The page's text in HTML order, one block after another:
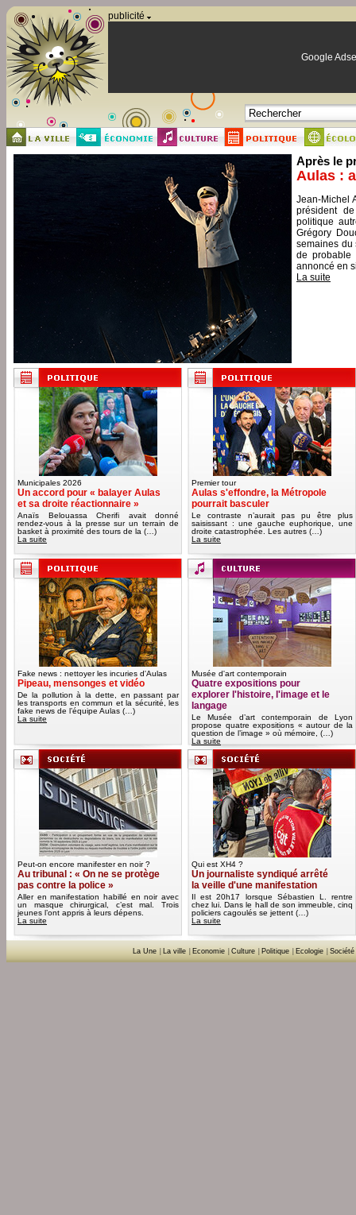
publicité
Google
Après le
Aulas :
Jean-Michel
président
politique
Grégory
semaines du
de probable
annoncé en
La suite
Municipales 2026
Un accord pour « balayer Aulas
et sa droite réactionnaire »
Anaïs Belouassa Cherifi avait donné
rendez-vous à la presse sur un terrain de
basket à proximité des tours de la (…)
La suite
Premier tour
Aulas s'effondre, la Métropole
pourrait basculer
Le contraste n’aurait pas pu être plus
saisissant : une gauche euphorique, une
droite catastrophée. Les autres (…)
La suite
Fake news : nettoyer les incuries d'Aulas
Pipeau, mensonges et vidéo
De la pollution à la dette, en passant par
les transports en commun et la sécurité, les
fake news de l’équipe Aulas (…)
La suite
Musée d'art contemporain
Quatre expositions pour
explorer l'histoire, l'image et le
langage
Le Musée d’art contemporain de Lyon
propose quatre expositions « autour de la
question de l’image » où mémoire, (…)
La suite
Peut-on encore manifester en noir ?
Au tribunal : « On ne se protège
pas contre la police »
Aller en manifestation habillé en noir avec
un masque chirurgical, c’est mal. Trois
jeunes l’ont appris à leurs dépens.
La suite
Qui est XH4 ?
Un journaliste syndiqué arrêté
la veille d'une manifestation
Il est 20h17 lorsque Sébastien L. rentre
chez lui. Dans le hall de son immeuble, cinq
policiers cagoulés se jettent (…)
La suite
La Une La ville Economie Culture Politique Ecologie Société
Panneau de gestion des cookies